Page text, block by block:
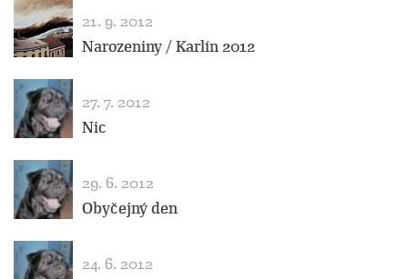
21. 9. 2012
Narozeniny / Karlín 2012
27. 7. 2012
Nic
29. 6. 2012
Obyčejný den
24. 6. 2012